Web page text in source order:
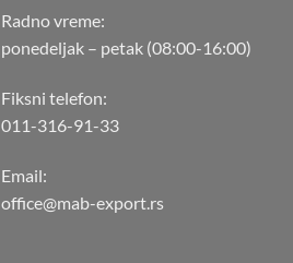
Radno vreme:
ponedeljak – petak (08:00-16:00)
Fiksni telefon:
011-316-91-33
Email:
office@mab-export.rs